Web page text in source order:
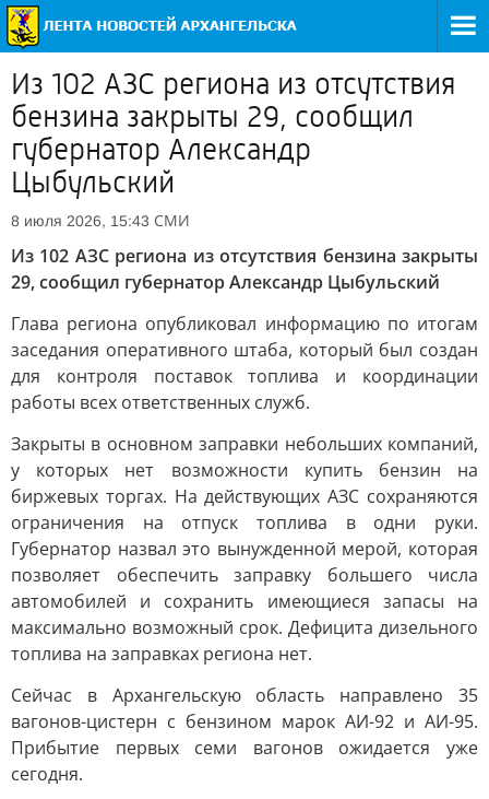
Из 102 АЗС региона из отсутствия
бензина закрыты 29, сообщил
губернатор Александр
Цыбульский
8 июля 2026, 15:43 СМИ
Из 102 АЗС региона из отсутствия бензина закрыты
29, сообщил губернатор Александр Цыбульский
Глава региона опубликовал информацию по итогам
заседания оперативного штаба, который был создан
для контроля поставок топлива и координации
работы всех ответственных служб.
Закрыты в основном заправки небольших компаний,
у которых нет возможности купить бензин на
биржевых торгах. На действующих АЗС сохраняются
ограничения на отпуск топлива в одни руки.
Губернатор назвал это вынужденной мерой, которая
позволяет обеспечить заправку большего числа
автомобилей и сохранить имеющиеся запасы на
максимально возможный срок. Дефицита дизельного
топлива на заправках региона нет.
Сейчас в Архангельскую область направлено 35
вагонов-цистерн с бензином марок АИ-92 и АИ-95.
Прибытие первых семи вагонов ожидается уже
сегодня.